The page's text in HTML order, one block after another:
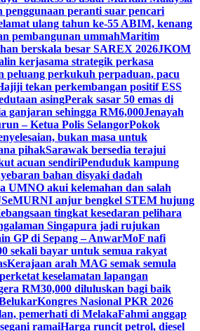
penggunaan peranti suar pencari
ulang tahun ke-55 ABIM, kenang
pembangunan ummahMaritim
berskala besar SAREX 2026JKOM
kerjasama strategik perkasa
peluang perkukuh perpaduan, pacu
tekan perkembangan positif ESS
asingPerak sasar 50 emas di
ganjaran sehingga RM6,000Jenayah
– Ketua Polis SelangorPokok
bukan masa untuk
pihakSarawak bersedia terajui
acuan sendiriPenduduk kampung
bahan disyaki dadah
UMNO akui kelemahan dan salah
SeMURNI anjur bengkel STEM hujung
tingkat kesedaran pelihara
Singapura jadi rujukan
GP di Sepang – AnwarMoF nafi
sekali bayar untuk semua rakyat
Kerajaan arah MAG semak semula
keselamatan lapangan
RM30,000 diluluskan bagi baik
Kongres Nasional PKR 2026
pemerhati di MelakaFahmi anggap
ramaiHarga runcit petrol, diesel